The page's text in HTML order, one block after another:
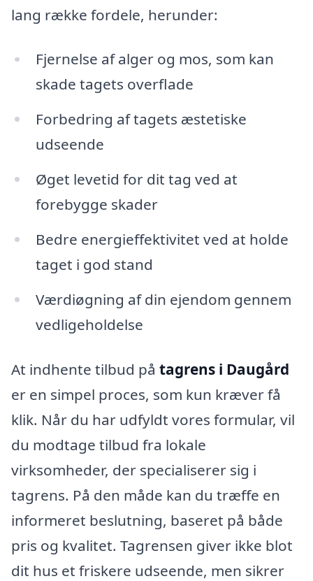
lang række fordele, herunder:
Fjernelse af alger og mos, som kan
skade tagets overflade
Forbedring af tagets æstetiske
udseende
Øget levetid for dit tag ved at
forebygge skader
Bedre energieffektivitet ved at holde
taget i god stand
Værdiøgning af din ejendom gennem
vedligeholdelse
At indhente tilbud på tagrens i Daugård
er en simpel proces, som kun kræver få
klik. Når du har udfyldt vores formular, vil
du modtage tilbud fra lokale
virksomheder, der specialiserer sig i
tagrens. På den måde kan du træffe en
informeret beslutning, baseret på både
pris og kvalitet. Tagrensen giver ikke blot
dit hus et friskere udseende, men sikrer